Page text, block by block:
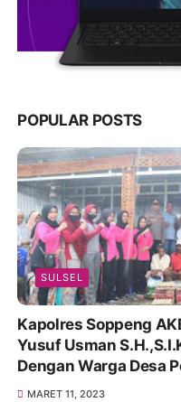
POPULAR POSTS
SULSEL
Kapolres Soppeng
Yusuf Usman
Dengan Warga Desa
MARET 11, 2023